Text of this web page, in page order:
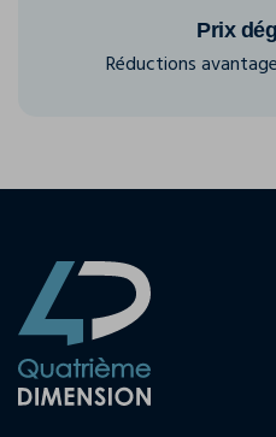
Prix
Réductions